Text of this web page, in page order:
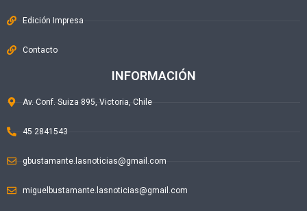
Edición Impresa
Contacto
INFORMACIÓN
Av. Conf. Suiza 895, Victoria, Chile
45 2841543
gbustamante.lasnoticias@gmail.com
miguelbustamante.lasnoticias@gmail.com